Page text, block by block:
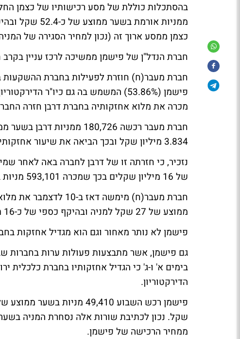
כצמן ממסע ארוך זה (נכון למחיר הסגירה של המניה ביום ד'),
חברת הנדל"ן של פישמן ממשיכה לרכז עניין
חברת מעבר(ח) חוזרת לפעילות בחברת ההשקעות
מכרה את מלוא אחזקותיה בחברת דרבן חזרה
3.834 מיליון שקל ובכך הביאה את שיעור אחזקותיה בחברה ל-0.95% מהון המניות.
נזכיר, כי חזרתה זו של דרבן לחברה באה לאחר
של 16 מיליון שקלים בכך שמכרה 593,101 מניות בשער ממוצע של 27 שקל למניה.
ממוצע של 27 שקל למניה ובהיקף כספי של כ-16 מיליון שקל.
פישמן לא נותר מאחור וגם הוא מגדיל אחזקות
גם פישמן, אשר מתבצעות פעולות ערות בחברות
בימים א' ו-ג' כי הגדיל אחזקותיו בחברת
הדירקטוריון.
ממחיר הרכישה של פישמן.